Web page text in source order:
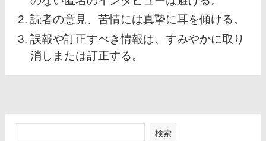
読者の意見、苦情には真摯に耳を傾ける。
誤報や訂正すべき情報は、すみやかに取り
消しまたは訂正する。
検索